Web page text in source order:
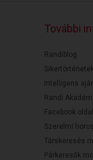
További
Randiblog
Sikertörténetek
Intelligens
Randi
Facebook
Szerelmi
Társkeresés
Párkeresők